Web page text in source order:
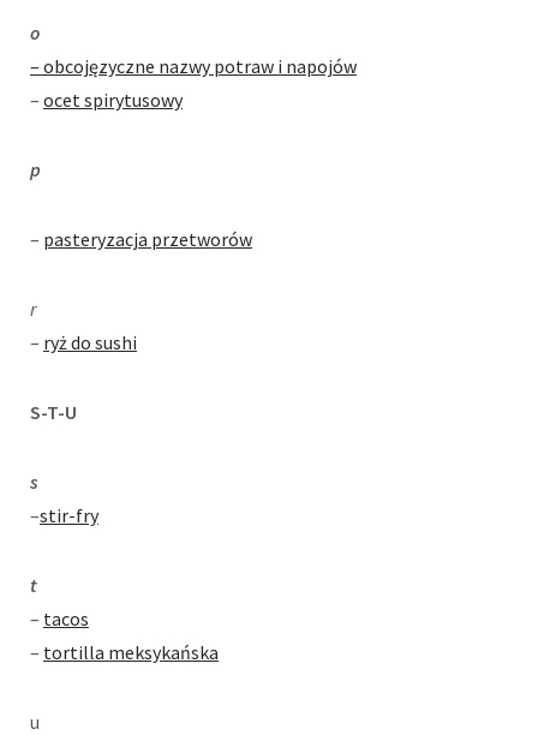
o
– obcojęzyczne nazwy potraw i napojów
– ocet spirytusowy
p
– pasteryzacja przetworów
r
– ryż do sushi
S-T-U
s
–stir-fry
t
– tacos
– tortilla meksykańska
u